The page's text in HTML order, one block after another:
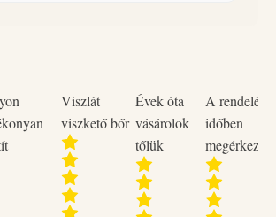
ne fújjuk!folyadék és gőz. Súlyos
Álmosságot, vagy szédülést
füst/gáz/köd/gőzök/permet belélegzését.
forduljon TOXIKOLÓGIAI
vagy orvoshoz. SZEMBE
Viszlát
viszkető bőr
Évek óta
vásárolok
tőlük
A
időben
megérkezett